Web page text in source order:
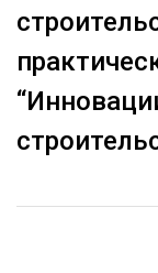
ПРОИЗВОДСТВО
ЦБП
ДЕРЕВЯННОЕ